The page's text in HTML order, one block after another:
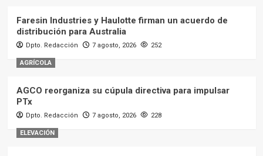
Faresin Industries y Haulotte firman un acuerdo de
distribución para Australia
Dpto. Redacción 7 agosto, 2026 252
AGRÍCOLA
AGCO reorganiza su cúpula directiva para impulsar
PTx
Dpto. Redacción 7 agosto, 2026 228
ELEVACIÓN